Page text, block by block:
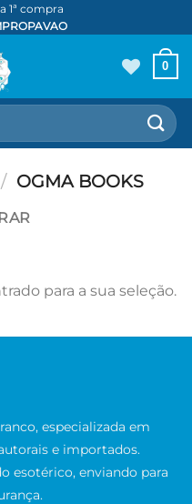
1ª compra
0
/ OGMA BOOKS
para a sua seleção.
especializada em
e importados.
esotérico, enviando para